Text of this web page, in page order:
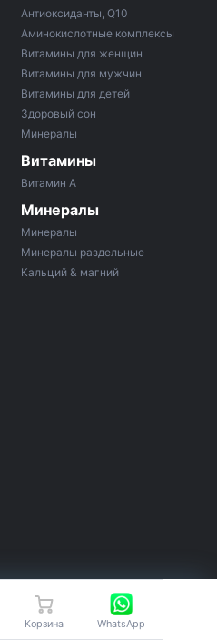
Антиоксиданты, Q10
Аминокислотные комплексы
Витамины для женщин
Витамины для мужчин
Витамины для детей
Здоровый сон
Минералы
Витамины
Витамин A
Минералы
Минералы
Минералы раздельные
Кальций & магний
Корзина WhatsApp